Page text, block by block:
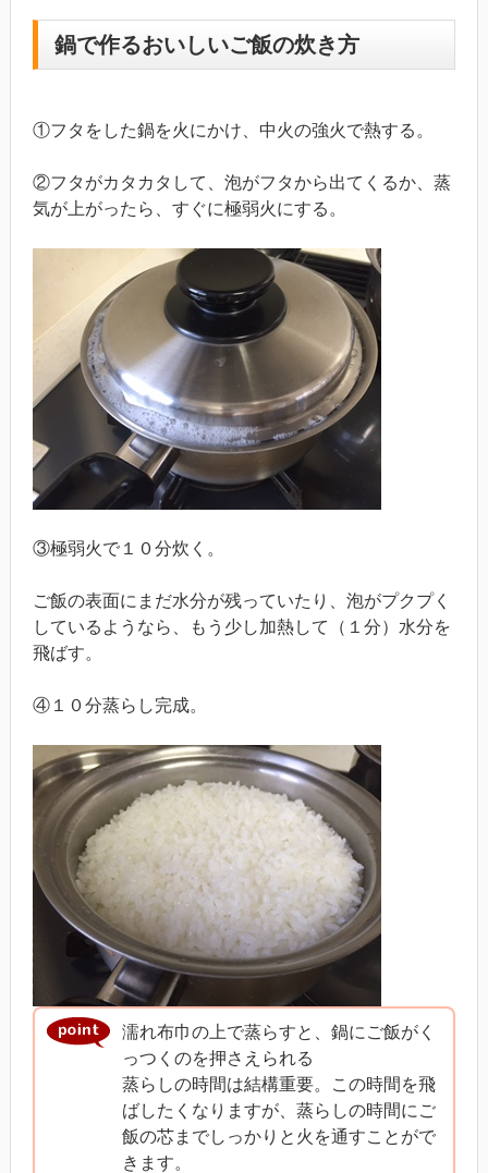
鍋で作るおいしいご飯の炊き方
①フタをした鍋を火にかけ、中火の強火で熱する。
②フタがカタカタして、泡がフタから出てくるか、蒸
気が上がったら、すぐに極弱火にする。
③極弱火で１０分炊く。
ご飯の表面にまだ水分が残っていたり、泡がプクプく
しているようなら、もう少し加熱して（１分）水分を
飛ばす。
④１０分蒸らし完成。
濡れ布巾の上で蒸らすと、鍋にご飯がく
っつくのを押さえられる
蒸らしの時間は結構重要。この時間を飛
ばしたくなりますが、蒸らしの時間にご
飯の芯までしっかりと火を通すことがで
きます。